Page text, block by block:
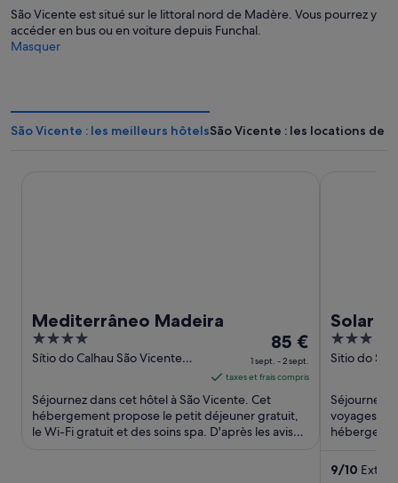
São Vicente est situé sur le littoral nord de Madère. Vous pourrez y
accéder en bus ou en voiture depuis Funchal.
Masquer
São Vicente : les meilleurs hôtelsSão Vicente : les locations de
Mediterrâneo Madeira
4
out
5
Sítio do Calhau São Vicente
Le
prix
est
de 85 €
par
nuit
85 €
1 sept. - 2 sept.
taxes et frais compris
Séjournez dans cet hôtel à São Vicente. Cet
hébergement propose le petit déjeuner gratuit,
le Wi-Fi gratuit et des soins spa. D'après les avis
Solar
3
out
5
Sitio do
Séjournez
voyages
9/10